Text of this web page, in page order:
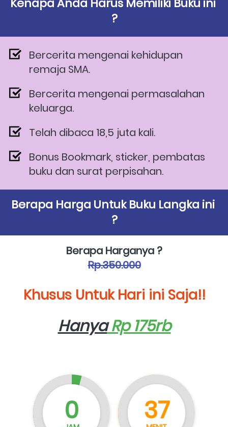
Kenapa Anda Harus Memiliki Buku ini
?
Bercerita mengenai kehidupan
remaja SMA.
Bercerita mengenai permasalahan
keluarga.
Telah dibaca 18,5 juta kali.
Bonus Bookmark, sticker, pembatas
buku dan surat perpisahan.
Berapa Harga Untuk Buku Langka ini
?
Berapa Harganya ?
Rp.350.000
Khusus Untuk Hari ini Saja!!
Hanya Rp 175rb
0 37